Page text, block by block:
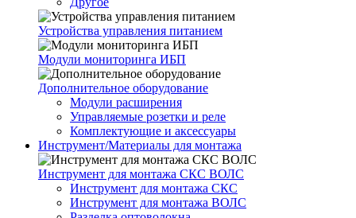
Устройства управления питанием
Модули мониторинга ИБП
Дополнительное оборудование
Модули расширения
Управляемые розетки и реле
Комплектующие и аксессуары
Инструмент/Материалы для монтажа
Инструмент для монтажа СКС ВОЛС
Инструмент для монтажа СКС
Инструмент для монтажа ВОЛС